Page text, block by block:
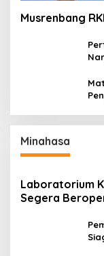
Musrenbang
Minahasa
Laboratorium
Segera